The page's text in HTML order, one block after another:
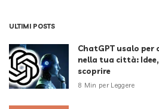
ULTIMI POSTS
ChatGPT usalo per
nella tua città:
scoprire
8 Min per Leggere